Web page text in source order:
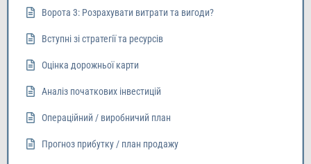
Ворота 3: Розрахувати витрати та вигоди?
Вступні зі стратегії та ресурсів
Оцінка дорожньої карти
Аналіз початкових інвестицій
Операційний / виробничий план
Прогноз прибутку / план продажу